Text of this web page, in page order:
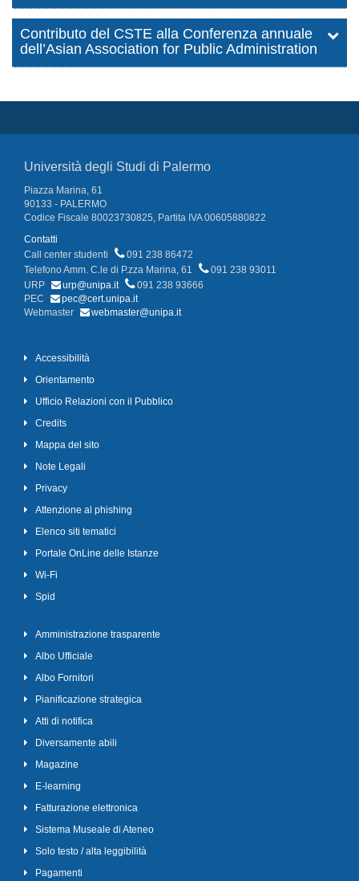
Contributo del CSTE alla Conferenza annuale
dell’Asian Association for Public Administration
Università degli Studi di Palermo
Piazza Marina, 61
90133 - PALERMO
Codice Fiscale 80023730825, Partita IVA 00605880822
Contatti
Call center studenti
091 238 86472
Telefono Amm. C.le di P.zza Marina, 61
091 238 93011
URP
urp@unipa.it
091 238 93666
PEC
pec@cert.unipa.it
Webmaster
webmaster@unipa.it
Accessibilità
Orientamento
Ufficio Relazioni con il Pubblico
Credits
Mappa del sito
Note Legali
Privacy
Attenzione al phishing
Elenco siti tematici
Portale OnLine delle Istanze
Wi-Fi
Spid
Amministrazione trasparente
Albo Ufficiale
Albo Fornitori
Pianificazione strategica
Atti di notifica
Diversamente abili
Magazine
E-learning
Fatturazione elettronica
Sistema Museale di Ateneo
Solo testo / alta leggibilità
Pagamenti